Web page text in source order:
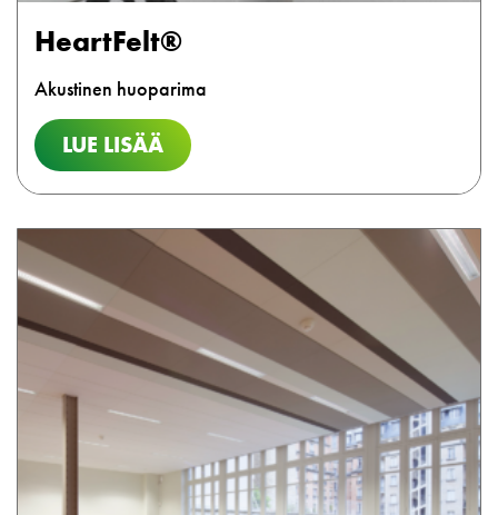
HeartFelt®
Akustinen huoparima
LUE LISÄÄ